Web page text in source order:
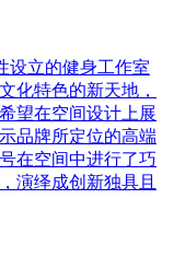
设立的健身工作室
化特色的新天地，
望在空间设计上展
品牌所定位的高端
在空间中进行了巧
演绎成创新独具且